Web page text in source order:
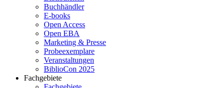
Buchhändler
E-books
Open Access
Open EBA
Marketing & Presse
Probeexemplare
Veranstaltungen
BiblioCon 2025
Fachgebiete